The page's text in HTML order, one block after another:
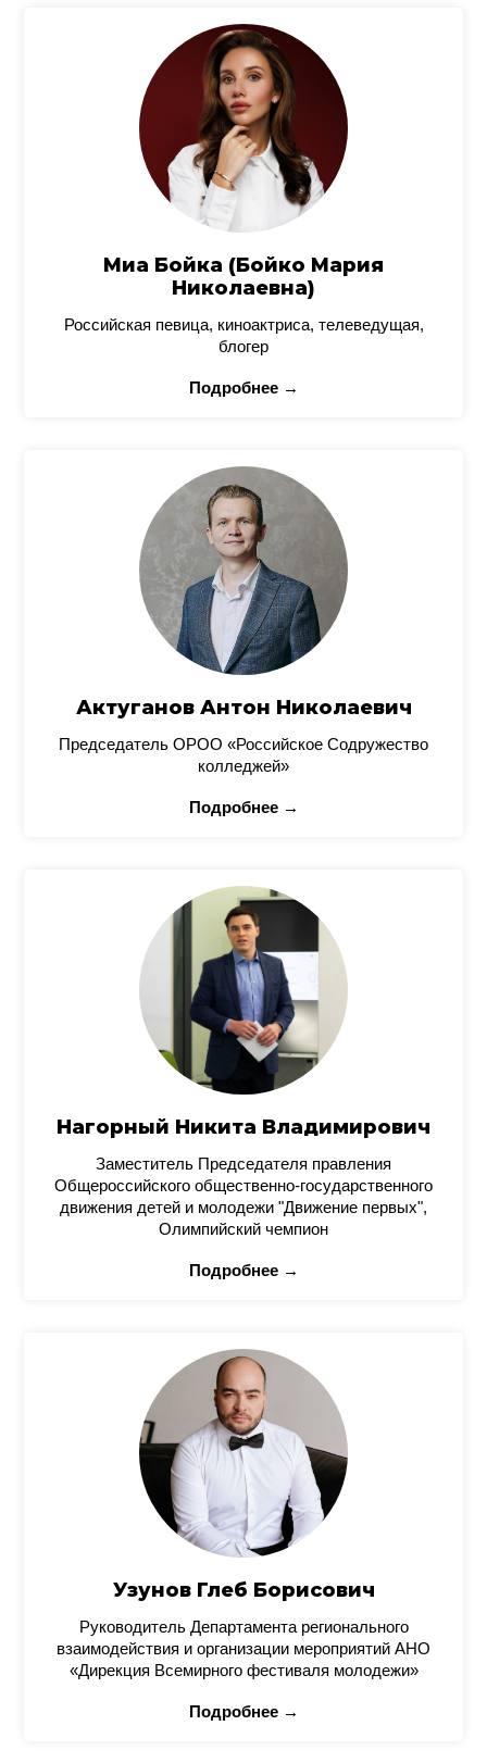
Миа Бойка (Бойко Мария
Николаевна)
Российская певица, киноактриса, телеведущая,
блогер
Подробнее →
Актуганов Антон Николаевич
Председатель ОРОО «Российское Содружество
колледжей»
Подробнее →
Нагорный Никита Владимирович
Заместитель Председателя правления
Общероссийского общественно-государственного
движения детей и молодежи "Движение первых",
Олимпийский чемпион
Подробнее →
Узунов Глеб Борисович
Руководитель Департамента регионального
взаимодействия и организации мероприятий АНО
«Дирекция Всемирного фестиваля молодежи»
Подробнее →